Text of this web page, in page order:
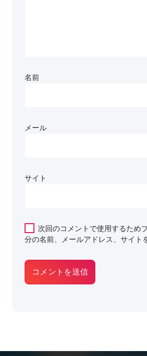
名前
メール
サイト
次回のコメントで使用するため
分の名前、メールアドレス、サイト